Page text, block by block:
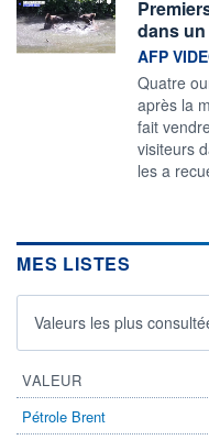
dans
AFP
Quatre
après la
fait
visiteurs
les a
MES LISTES
Valeurs les plus
VALEUR
Pétrole Brent